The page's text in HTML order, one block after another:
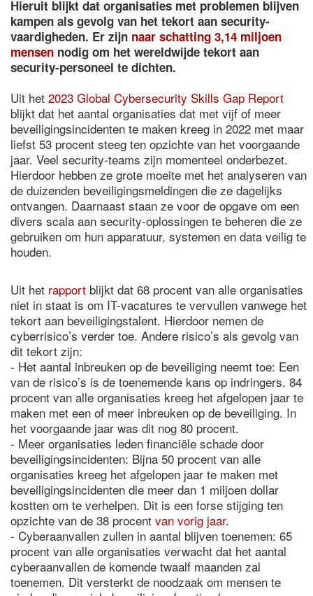
Hieruit blijkt dat organisaties met problemen blijven
kampen als gevolg van het tekort aan security-
vaardigheden. Er zijn naar schatting 3,14 miljoen
mensen nodig om het wereldwijde tekort aan
security-personeel te dichten.
Uit het 2023 Global Cybersecurity Skills Gap Report
blijkt dat het aantal organisaties dat met vijf of meer
beveiligingsincidenten te maken kreeg in 2022 met maar
liefst 53 procent steeg ten opzichte van het voorgaande
jaar. Veel security-teams zijn momenteel onderbezet.
Hierdoor hebben ze grote moeite met het analyseren van
de duizenden beveiligingsmeldingen die ze dagelijks
ontvangen. Daarnaast staan ze voor de opgave om een
divers scala aan security-oplossingen te beheren die ze
gebruiken om hun apparatuur, systemen en data veilig te
houden.
Uit het rapport blijkt dat 68 procent van alle organisaties
niet in staat is om IT-vacatures te vervullen vanwege het
tekort aan beveiligingstalent. Hierdoor nemen de
cyberrisico’s verder toe. Andere risico’s als gevolg van
dit tekort zijn:
- Het aantal inbreuken op de beveiliging neemt toe: Een
van de risico’s is de toenemende kans op indringers. 84
procent van alle organisaties kreeg het afgelopen jaar te
maken met een of meer inbreuken op de beveiliging. In
het voorgaande jaar was dit nog 80 procent.
- Meer organisaties leden financiële schade door
beveiligingsincidenten: Bijna 50 procent van alle
organisaties kreeg het afgelopen jaar te maken met
beveiligingsincidenten die meer dan 1 miljoen dollar
kostten om te verhelpen. Dit is een forse stijging ten
opzichte van de 38 procent van vorig jaar.
- Cyberaanvallen zullen in aantal blijven toenemen: 65
procent van alle organisaties verwacht dat het aantal
cyberaanvallen de komende twaalf maanden zal
toenemen. Dit versterkt de noodzaak om mensen te